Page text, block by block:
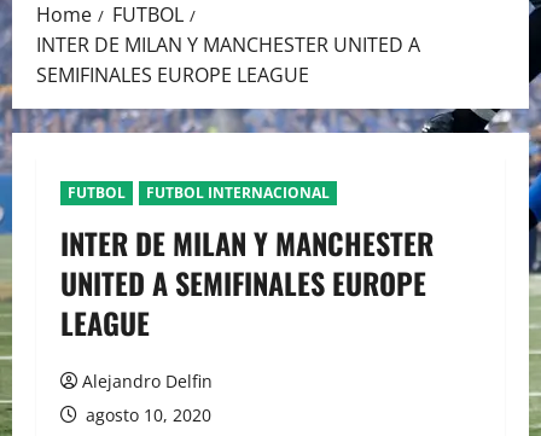
Home
FUTBOL
INTER DE MILAN Y MANCHESTER UNITED A
SEMIFINALES EUROPE LEAGUE
FUTBOL FUTBOL INTERNACIONAL
INTER DE MILAN Y MANCHESTER
UNITED A SEMIFINALES EUROPE
LEAGUE
Alejandro Delfin
agosto 10, 2020